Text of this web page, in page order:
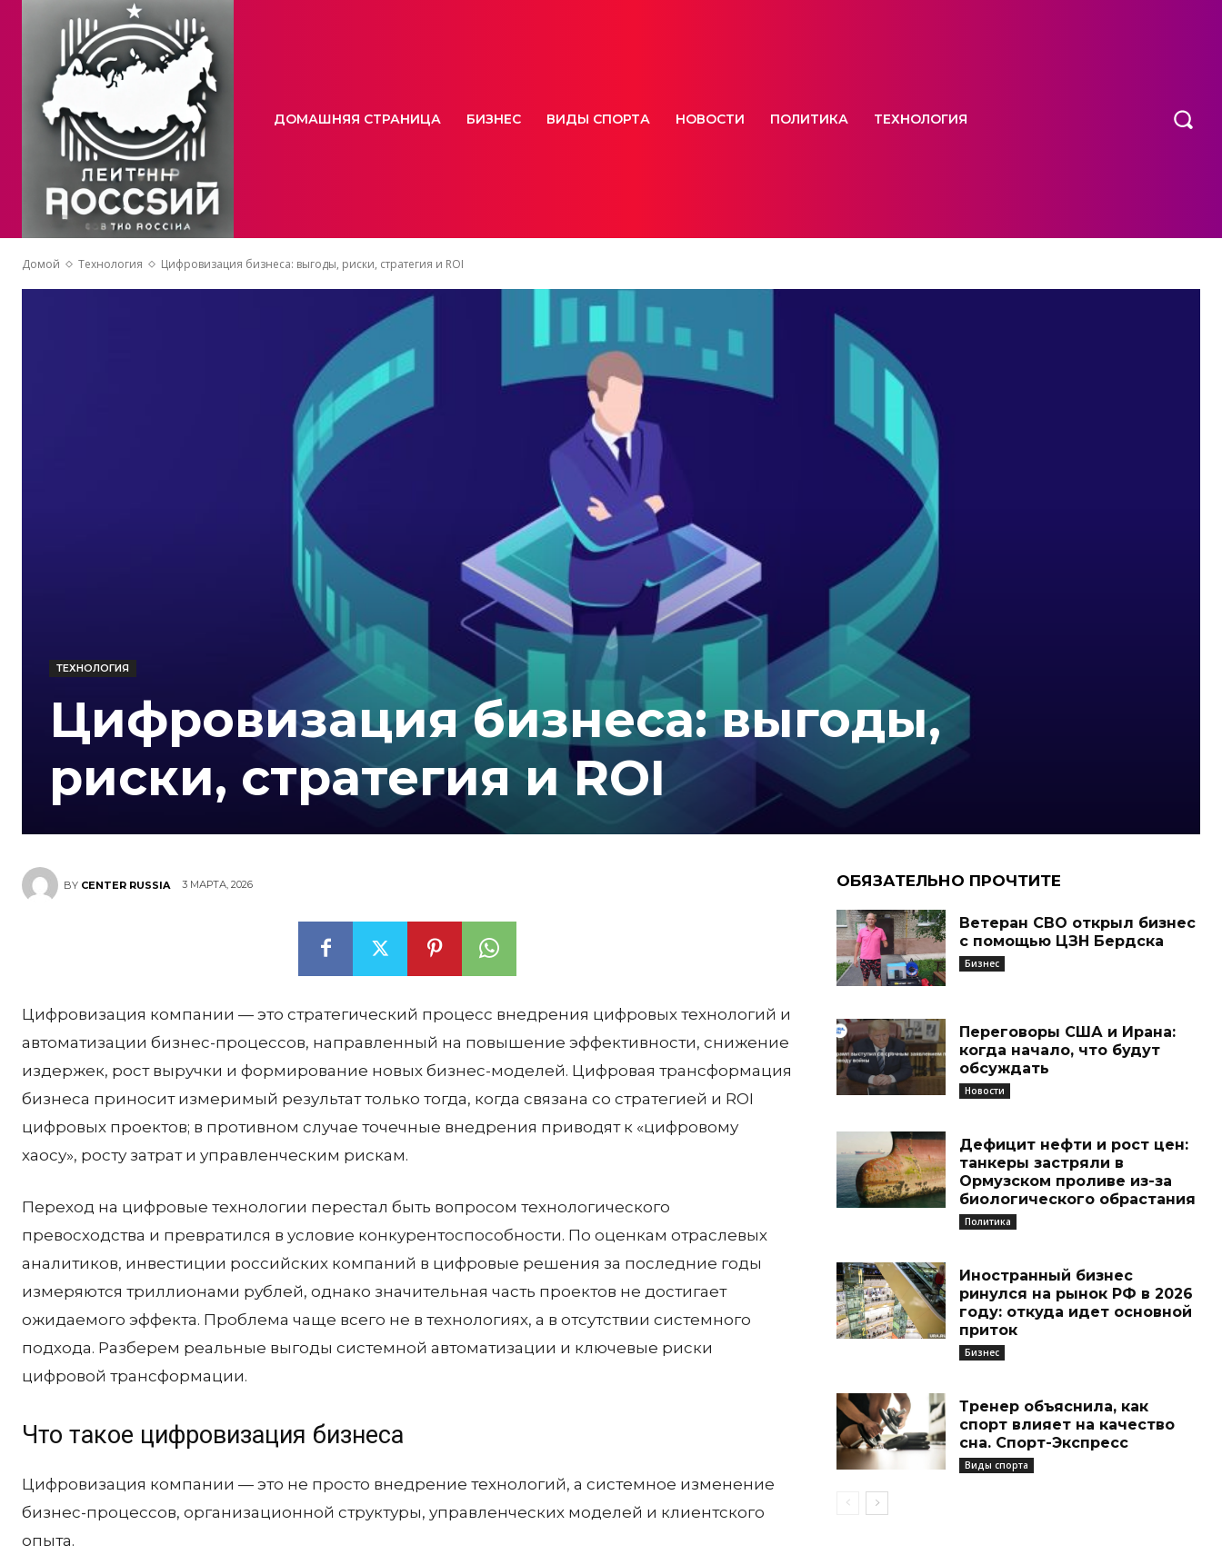
ДОМАШНЯЯ СТРАНИЦА БИЗНЕС ВИДЫ СПОРТА НОВОСТИ ПОЛИТИКА ТЕХНОЛОГИЯ
Домой Технология Цифровизация бизнеса: выгоды, риски, стратегия и ROI
ТЕХНОЛОГИЯ
Цифровизация бизнеса: выгоды,
риски, стратегия и ROI
BY CENTER RUSSIA 3 МАРТА, 2026
Цифровизация компании — это стратегический процесс внедрения цифровых технологий и
автоматизации бизнес-процессов, направленный на повышение эффективности, снижение
издержек, рост выручки и формирование новых бизнес-моделей. Цифровая трансформация
бизнеса приносит измеримый результат только тогда, когда связана со стратегией и ROI
цифровых проектов; в противном случае точечные внедрения приводят к «цифровому
хаосу», росту затрат и управленческим рискам.
Переход на цифровые технологии перестал быть вопросом технологического
превосходства и превратился в условие конкурентоспособности. По оценкам отраслевых
аналитиков, инвестиции российских компаний в цифровые решения за последние годы
измеряются триллионами рублей, однако значительная часть проектов не достигает
ожидаемого эффекта. Проблема чаще всего не в технологиях, а в отсутствии системного
подхода. Разберем реальные выгоды системной автоматизации и ключевые риски
цифровой трансформации.
Что такое цифровизация бизнеса
Цифровизация компании — это не просто внедрение технологий, а системное изменение
бизнес-процессов, организационной структуры, управленческих моделей и клиентского
опыта.
ОБЯЗАТЕЛЬНО ПРОЧТИТЕ
Ветеран СВО открыл бизнес
с помощью ЦЗН Бердска
Бизнес
Переговоры США и Ирана:
когда начало, что будут
обсуждать
Новости
Дефицит нефти и рост цен:
танкеры застряли в
Ормузском проливе из-за
биологического обрастания
Политика
Иностранный бизнес
ринулся на рынок РФ в 2026
году: откуда идет основной
приток
Бизнес
Тренер объяснила, как
спорт влияет на качество
сна. Спорт-Экспресс
Виды спорта